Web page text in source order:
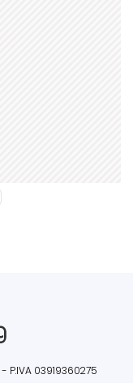
- P.IVA 03919360275